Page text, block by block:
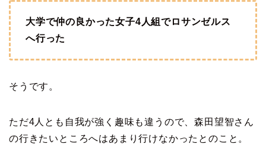
大学で仲の良かった女子4人組でロサンゼルス
へ行った
そうです。
ただ4人とも自我が強く趣味も違うので、森田望智さん
の行きたいところへはあまり行けなかったとのこと。